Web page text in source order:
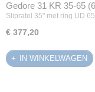
Gedore 31 KR 35-65
Slipratel 35" met ring UD
€ 377,20
IN WINKELWAGEN